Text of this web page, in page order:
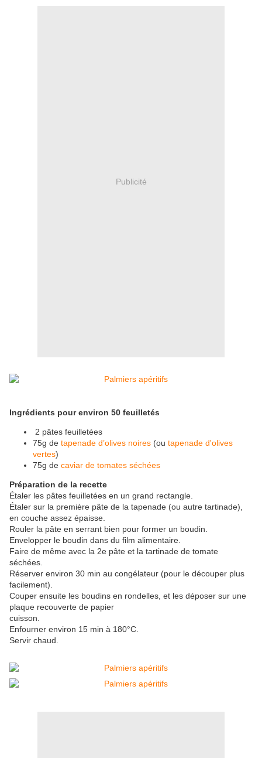
Publicité
Ingrédients pour environ 50 feuilletés
2 pâtes feuilletées
75g de tapenade d’olives noires (ou tapenade d'olives
vertes)
75g de caviar de tomates séchées
Préparation de la recette
Étaler les pâtes feuilletées en un grand rectangle.
Étaler sur la première pâte de la tapenade (ou autre tartinade),
en couche assez épaisse.
Rouler la pâte en serrant bien pour former un boudin.
Envelopper le boudin dans du film alimentaire.
Faire de même avec la 2e pâte et la tartinade de tomate
séchées.
Réserver environ 30 min au congélateur (pour le découper plus
facilement).
Couper ensuite les boudins en rondelles, et les déposer sur une
plaque recouverte de papier
cuisson.
Enfourner environ 15 min à 180°C.
Servir chaud.